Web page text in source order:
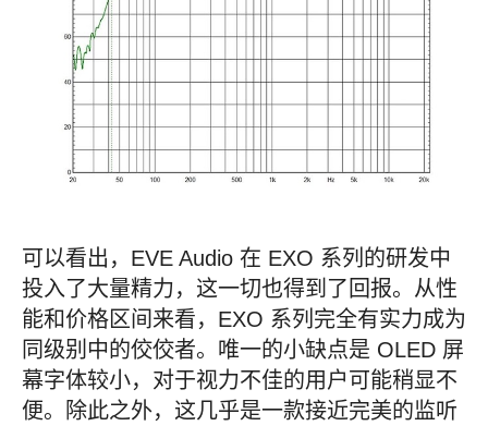
可以看出，EVE Audio 在 EXO 系列的研发中
投入了大量精力，这一切也得到了回报。从性
能和价格区间来看，EXO 系列完全有实力成为
同级别中的佼佼者。唯一的小缺点是 OLED 屏
幕字体较小，对于视力不佳的用户可能稍显不
便。除此之外，这几乎是一款接近完美的监听